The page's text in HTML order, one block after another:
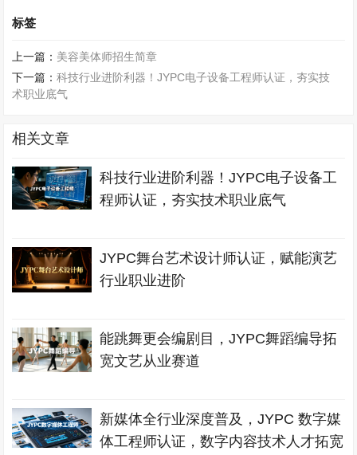
标签
上一篇： 美容美体师招生简章
下一篇：科技行业进阶利器！JYPC电子设备工程师认证，夯实技
术职业底气
相关文章
科技行业进阶利器！JYPC电子设备工
程师认证，夯实技术职业底气
JYPC舞台艺术设计师认证，赋能演艺
行业职业进阶
能跳舞更会编剧目，JYPC舞蹈编导拓
宽文艺从业赛道
新媒体全行业深度普及，JYPC 数字媒
体工程师认证，数字内容技术人才拓宽